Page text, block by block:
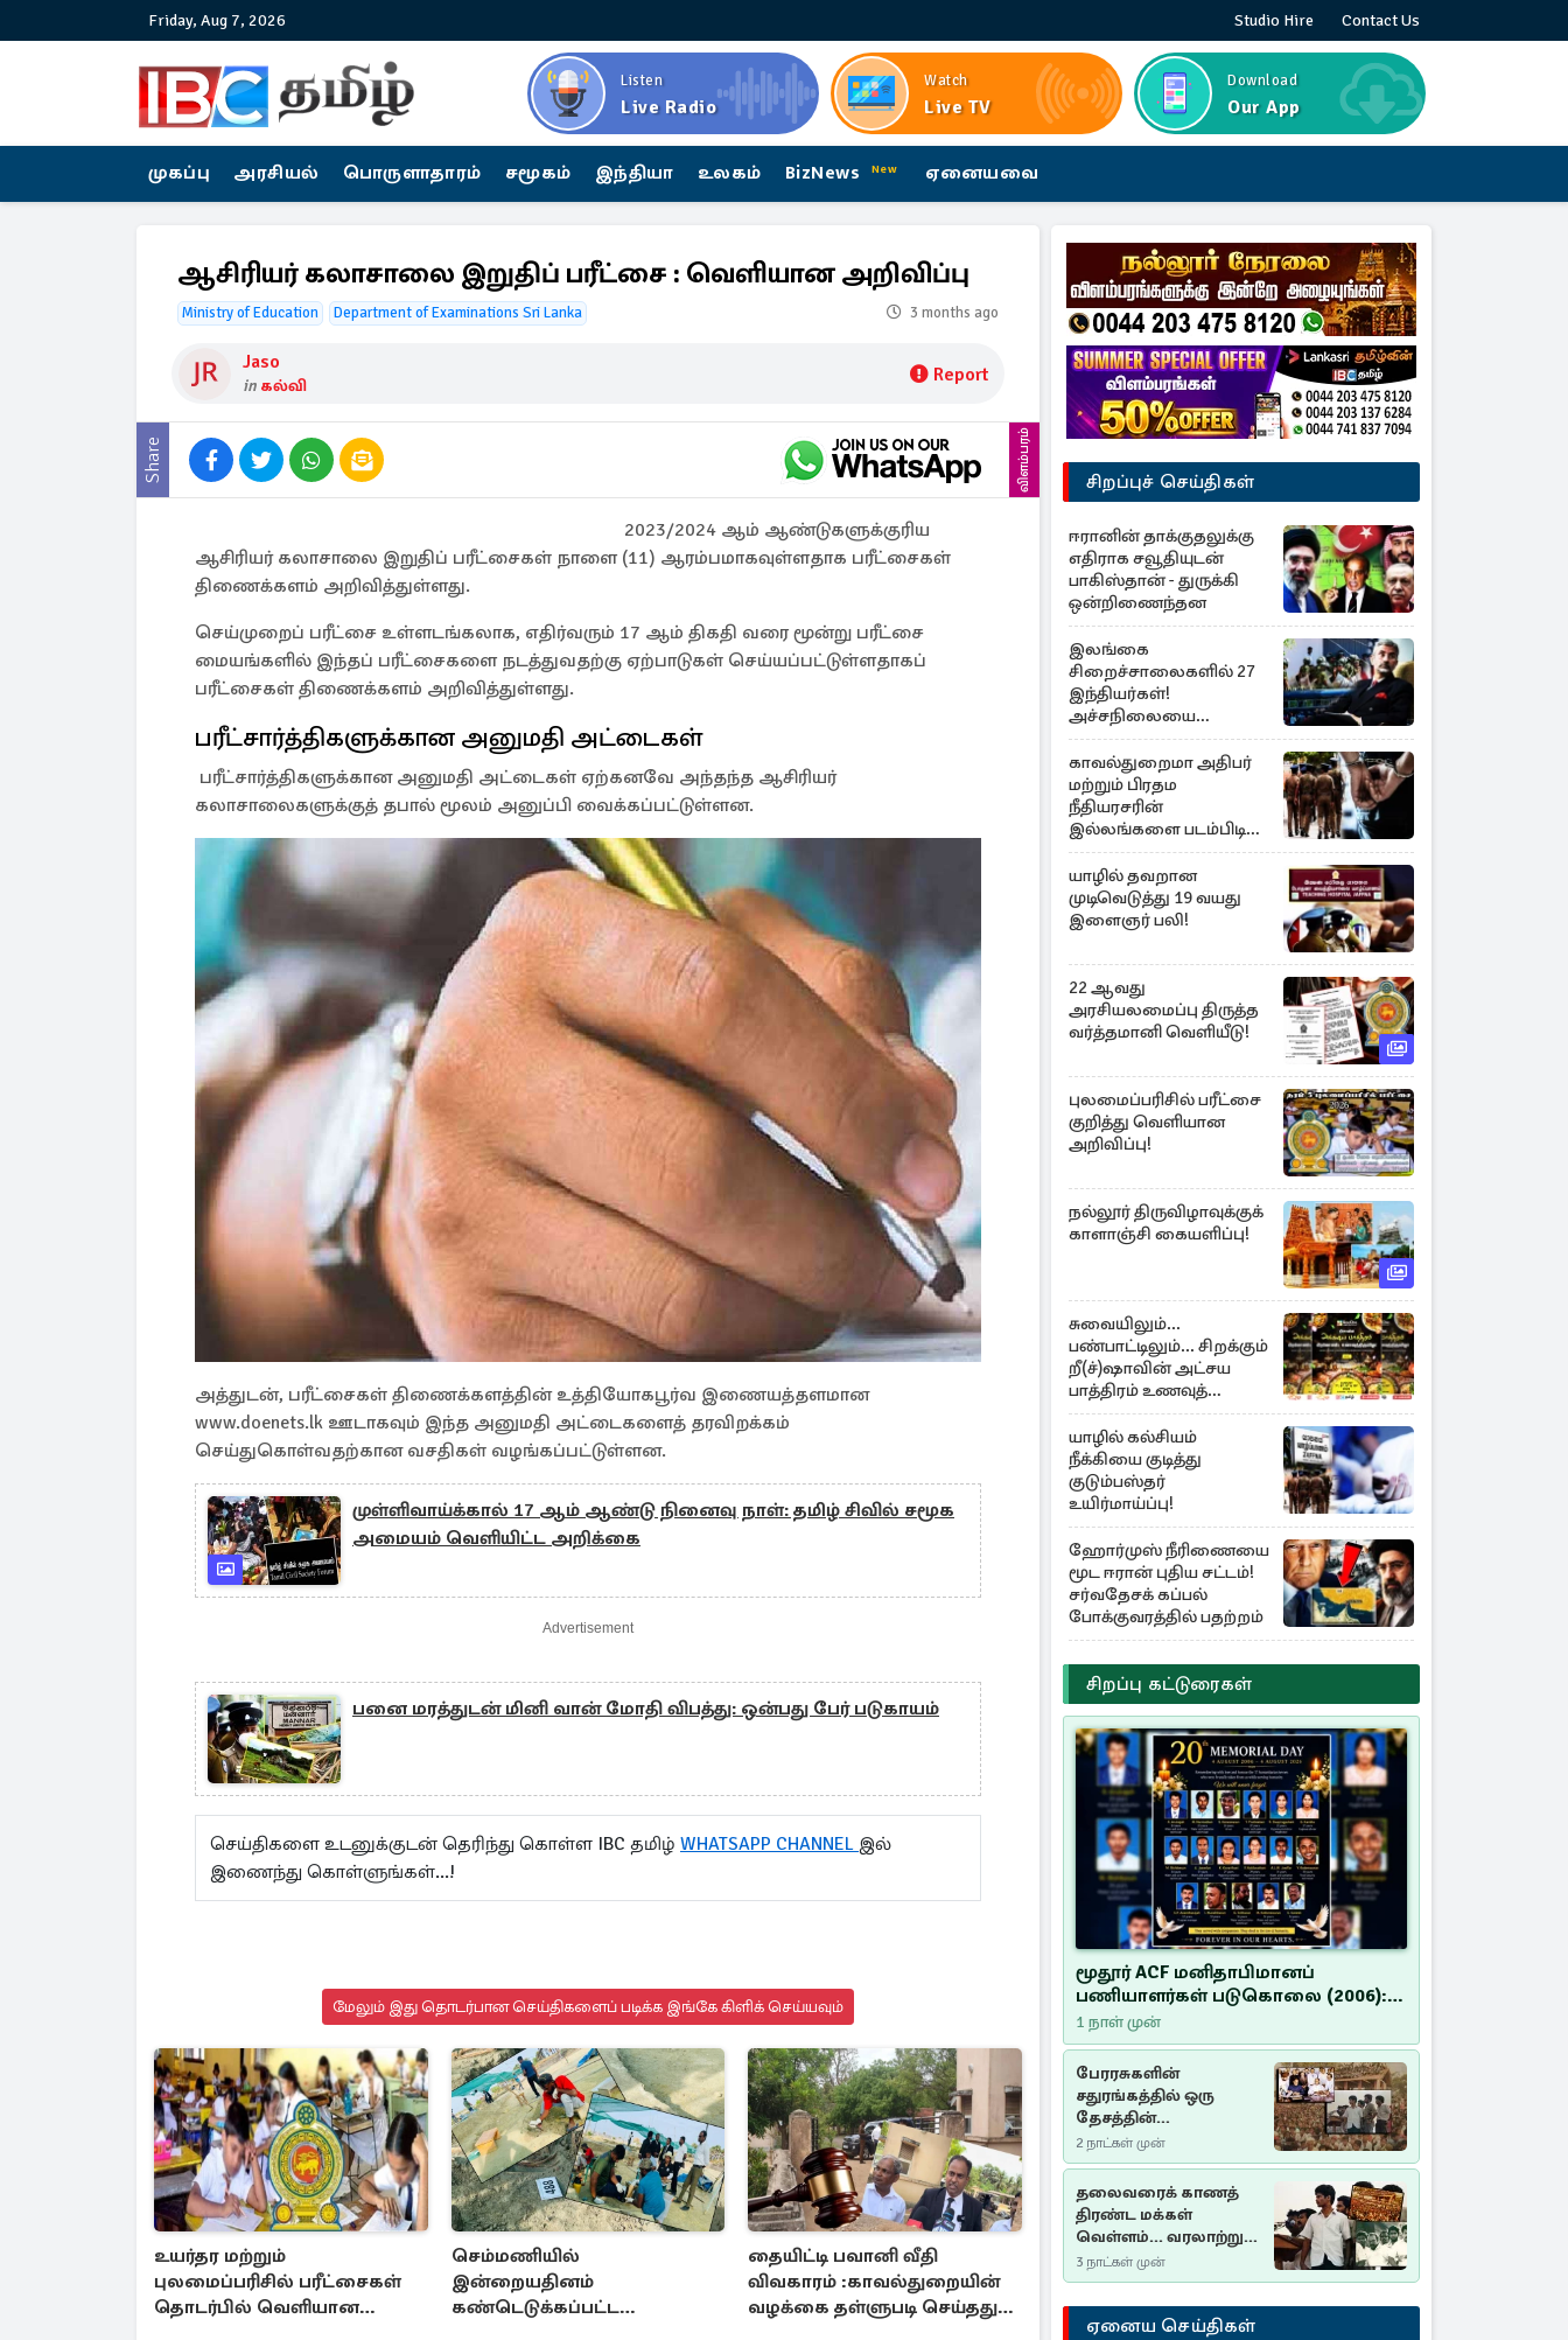
Friday, Aug 7, 2026 Studio Hire Contact Us
Listen
Live Radio
Watch
Live TV
Download
Our App
முகப்பு அரசியல் பொருளாதாரம் சமூகம் இந்தியா உலகம் BizNews New ஏனையவை
ஆசிரியர் கலாசாலை இறுதிப் பரீட்சை : வெளியான அறிவிப்பு
Ministry of Education Department of Examinations Sri Lanka 3 months ago
Jaso
in கல்வி Report
Share விளம்பரம்
2023/2024 ஆம் ஆண்டுகளுக்குரிய
ஆசிரியர் கலாசாலை இறுதிப் பரீட்சைகள் நாளை (11) ஆரம்பமாகவுள்ளதாக பரீட்சைகள்
திணைக்களம் அறிவித்துள்ளது.
செய்முறைப் பரீட்சை உள்ளடங்கலாக, எதிர்வரும் 17 ஆம் திகதி வரை மூன்று பரீட்சை
மையங்களில் இந்தப் பரீட்சைகளை நடத்துவதற்கு ஏற்பாடுகள் செய்யப்பட்டுள்ளதாகப்
பரீட்சைகள் திணைக்களம் அறிவித்துள்ளது.
பரீட்சார்த்திகளுக்கான அனுமதி அட்டைகள்
பரீட்சார்த்திகளுக்கான அனுமதி அட்டைகள் ஏற்கனவே அந்தந்த ஆசிரியர்
கலாசாலைகளுக்குத் தபால் மூலம் அனுப்பி வைக்கப்பட்டுள்ளன.
அத்துடன், பரீட்சைகள் திணைக்களத்தின் உத்தியோகபூர்வ இணையத்தளமான
www.doenets.lk ஊடாகவும் இந்த அனுமதி அட்டைகளைத் தரவிறக்கம்
செய்துகொள்வதற்கான வசதிகள் வழங்கப்பட்டுள்ளன.
முள்ளிவாய்க்கால் 17 ஆம் ஆண்டு நினைவு நாள்: தமிழ் சிவில் சமூக
அமையம் வெளியிட்ட அறிக்கை
Advertisement
பனை மரத்துடன் மினி வான் மோதி விபத்து: ஒன்பது பேர் படுகாயம்
செய்திகளை உடனுக்குடன் தெரிந்து கொள்ள IBC தமிழ் WHATSAPP CHANNEL இல்
இணைந்து கொள்ளுங்கள்...!
மேலும் இது தொடர்பான செய்திகளைப் படிக்க இங்கே கிளிக் செய்யவும்
உயர்தர மற்றும்
புலமைப்பரிசில் பரீட்சைகள்
தொடர்பில் வெளியான
செம்மணியில்
இன்றையதினம்
கண்டெடுக்கப்பட்ட
தையிட்டி பவானி வீதி
விவகாரம் :காவல்துறையின்
வழக்கை தள்ளுபடி செய்தது
சிறப்புச் செய்திகள்
ஈரானின் தாக்குதலுக்கு
எதிராக சவூதியுடன்
பாகிஸ்தான் - துருக்கி
ஒன்றிணைந்தன
இலங்கை
சிறைச்சாலைகளில் 27
இந்தியர்கள்!
அச்சநிலையை
மையப்படுத்தி
ஜெயசங்கர் அறிக்கை
காவல்துறைமா அதிபர்
மற்றும் பிரதம
நீதியரசரின்
இல்லங்களை படம்பிடித்த
சந்தேக நபர் கைது!
யாழில் தவறான
முடிவெடுத்து 19 வயது
இளைஞர் பலி!
22 ஆவது
அரசியலமைப்பு திருத்த
வர்த்தமானி வெளியீடு!
புலமைப்பரிசில் பரீட்சை
குறித்து வெளியான
அறிவிப்பு!
நல்லூர் திருவிழாவுக்குக்
காளாஞ்சி கையளிப்பு!
சுவையிலும்...
பண்பாட்டிலும்... சிறக்கும்
றீ(ச்)ஷாவின் அட்சய
பாத்திரம் உணவுத்
திருவிழா ஆரம்பம்
யாழில் கல்சியம்
நீக்கியை குடித்து
குடும்பஸ்தர்
உயிர்மாய்ப்பு!
ஹோர்முஸ் நீரிணையை
மூட ஈரான் புதிய சட்டம்!
சர்வதேசக் கப்பல்
போக்குவரத்தில் பதற்றம்
சிறப்பு கட்டுரைகள்
மூதூர் ACF மனிதாபிமானப்
பணியாளர்கள் படுகொலை (2006):
20 ஆண்டுகளாகியும் நீதி
மறுக்கப்பட்ட மனிதாபிமானப்
பேரவலம்
1 நாள் முன்
பேரரசுகளின்
சதுரங்கத்தில் ஒரு
தேசத்தின்
தீர்க்கதரிசனம் :
சுதுமலை பிரகடனம்
ஒரு வரலாற்றுப் பாடம்
2 நாட்கள் முன்
தலைவரைக் காணத்
திரண்ட மக்கள்
வெள்ளம்... வரலாற்றுச்
சிறப்புமிக்க சுதுமலைப்
பிரகடனம்…
3 நாட்கள் முன்
ஏனைய செய்திகள்